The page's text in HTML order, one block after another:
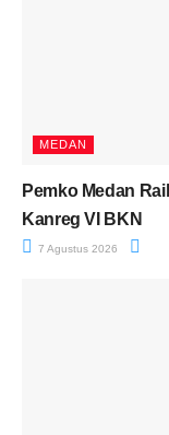
MEDAN
Pemko Medan
Kanreg VI BKN
7 Agustus 2026